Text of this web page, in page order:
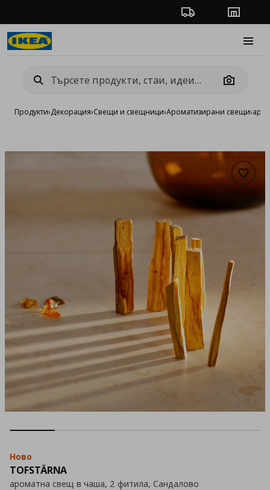
Проследяване на
Camera
Продукти›Декорация›Свещи и свещници›Ароматизирани свещи›
Ново
TOFSTÄRNA
ароматна свещ в чаша, 2 фитила, Сандалово